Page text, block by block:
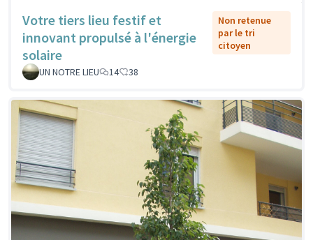
Votre tiers lieu festif et
innovant propulsé à l'énergie
solaire
Non retenue
par le tri
citoyen
UN NOTRE LIEU 14 38